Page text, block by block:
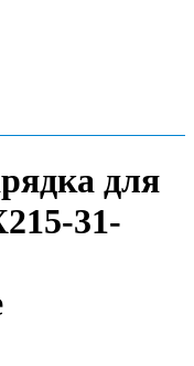
для
31-